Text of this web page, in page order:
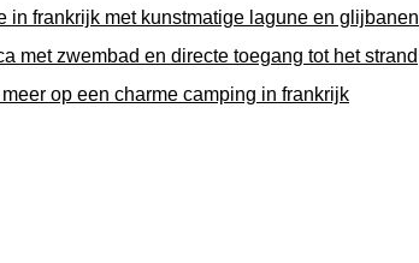
in frankrijk met kunstmatige lagune en glijbanen
met zwembad en directe toegang tot het strand
op een charme camping in frankrijk